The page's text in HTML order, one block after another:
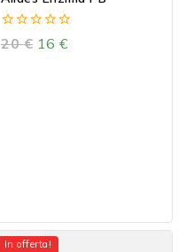
0
out
20€ 16 €
In offerta!